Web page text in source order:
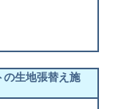
の生地張替え施